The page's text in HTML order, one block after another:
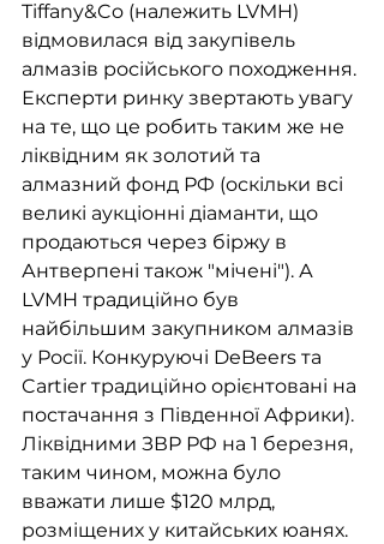
Tiffany&Co (належить LVMH)
відмовилася від закупівель
алмазів російського походження.
Експерти ринку звертають увагу
на те, що це робить таким же не
ліквідним як золотий та
алмазний фонд РФ (оскільки всі
великі аукціонні діаманти, що
продаються через біржу в
Антверпені також "мічені"). А
LVMH традиційно був
найбільшим закупником алмазів
у Росії. Конкуруючі DeBeers та
Cartier традиційно орієнтовані на
постачання з Південної Африки).
Ліквідними ЗВР РФ на 1 березня,
таким чином, можна було
вважати лише $120 млрд,
розміщених у китайських юанях.